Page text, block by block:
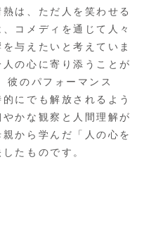
は、ただ人を笑わせる
コメディを通じて人々
与えたいと考えていま
の心に寄り添うことが
彼のパフォーマンス
にでも解放されるよう
かな観察と人間理解が
から学んだ「人の心を
たものです。